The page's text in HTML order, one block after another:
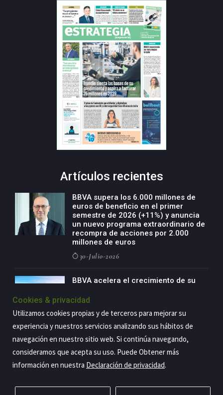
Artículos recientes
BBVA supera los 6.000 millones de
euros de beneficio en el primer
semestre de 2026 (+11%) y anuncia
un nuevo programa extraordinario de
recompra de acciones por 2.000
millones de euros
30-Julio-2026
BBVA acelera el crecimiento de su
de especialización presente en siete
29-Julio-2026
Copyright@2026 Estrategia Empresarial
Privacidad Aviso legal Política de cookies Contacto RSS
Cookies & privacidad
Utilizamos cookies propias y de terceros para mejorar su
experiencia y nuestros servicios analizando sus hábitos de
navegación en nuestro sitio web. Si continúa navegando,
consideramos que acepta su uso. Puede Obtener más
información en nuestra Declaración de privacidad.